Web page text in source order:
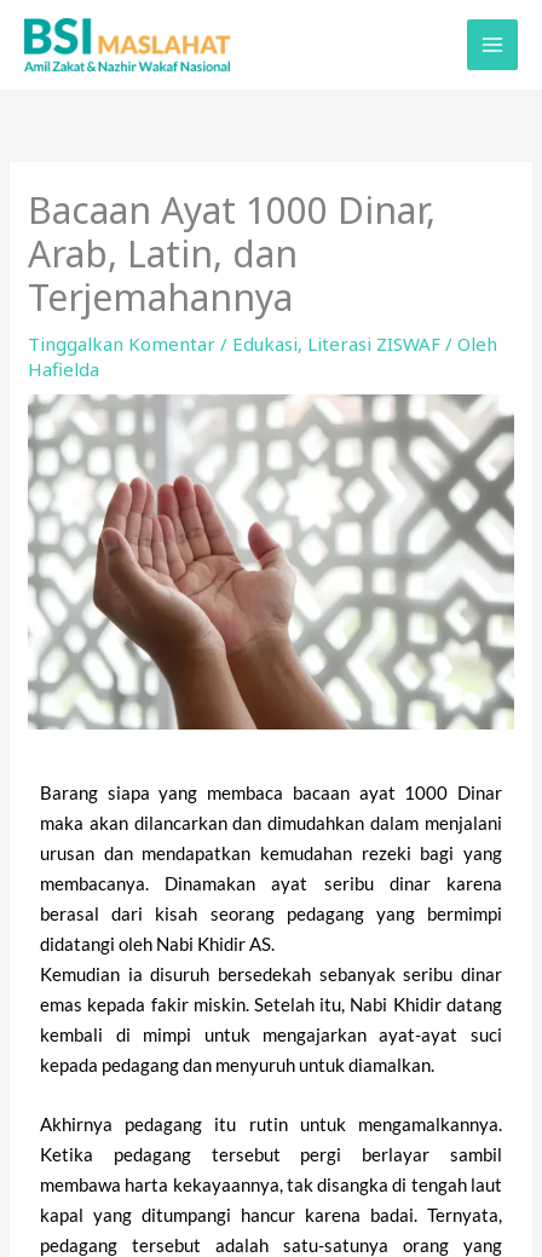
Lewati
konten
Bacaan Ayat 1000 Dinar,
Arab, Latin, dan
Terjemahannya
Tinggalkan Komentar / Edukasi, Literasi ZISWAF / Oleh
Hafielda
Barang siapa yang membaca bacaan ayat 1000 Dinar
maka akan dilancarkan dan dimudahkan dalam menjalani
urusan dan mendapatkan kemudahan rezeki bagi yang
membacanya. Dinamakan ayat seribu dinar karena
berasal dari kisah seorang pedagang yang bermimpi
didatangi oleh Nabi Khidir AS.
Kemudian ia disuruh bersedekah sebanyak seribu dinar
emas kepada fakir miskin. Setelah itu, Nabi Khidir datang
kembali di mimpi untuk mengajarkan ayat-ayat suci
kepada pedagang dan menyuruh untuk diamalkan.
Akhirnya pedagang itu rutin untuk mengamalkannya.
Ketika pedagang tersebut pergi berlayar sambil
membawa harta kekayaannya, tak disangka di tengah laut
kapal yang ditumpangi hancur karena badai. Ternyata,
pedagang tersebut adalah satu-satunya orang yang